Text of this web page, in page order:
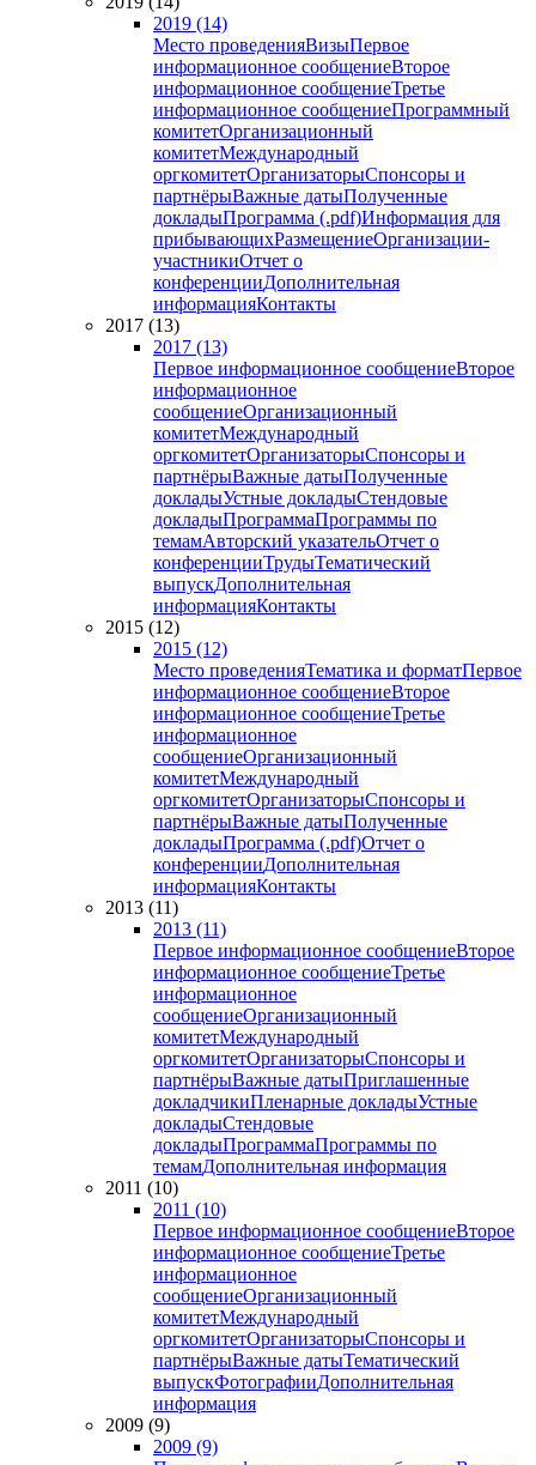
2019 (14)
Место проведенияВизыПервое
информационное сообщениеВторое
информационное сообщениеТретье
информационное сообщениеПрограммный
комитетОрганизационный
комитетМеждународный
оргкомитетОрганизаторыСпонсоры и
партнёрыВажные датыПолученные
докладыПрограмма (.pdf)Информация для
прибывающихРазмещениеОрганизации-
участникиОтчет о
конференцииДополнительная
информацияКонтакты
2017 (13)
2017 (13)
Первое информационное сообщениеВторое
информационное
сообщениеОрганизационный
комитетМеждународный
оргкомитетОрганизаторыСпонсоры и
партнёрыВажные датыПолученные
докладыУстные докладыСтендовые
докладыПрограммаПрограммы по
темамАвторский указательОтчет о
конференцииТрудыТематический
выпускДополнительная
информацияКонтакты
2015 (12)
2015 (12)
Место проведенияТематика и форматПервое
информационное сообщениеВторое
информационное сообщениеТретье
информационное
сообщениеОрганизационный
комитетМеждународный
оргкомитетОрганизаторыСпонсоры и
партнёрыВажные датыПолученные
докладыПрограмма (.pdf)Отчет о
конференцииДополнительная
информацияКонтакты
2013 (11)
2013 (11)
Первое информационное сообщениеВторое
информационное сообщениеТретье
информационное
сообщениеОрганизационный
комитетМеждународный
оргкомитетОрганизаторыСпонсоры и
партнёрыВажные датыПриглашенные
докладчикиПленарные докладыУстные
докладыСтендовые
докладыПрограммаПрограммы по
темамДополнительная информация
2011 (10)
2011 (10)
Первое информационное сообщениеВторое
информационное сообщениеТретье
информационное
сообщениеОрганизационный
комитетМеждународный
оргкомитетОрганизаторыСпонсоры и
партнёрыВажные датыТематический
выпускФотографииДополнительная
информация
2009 (9)
2009 (9)